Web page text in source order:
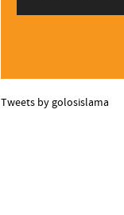
Tweets by golosislama